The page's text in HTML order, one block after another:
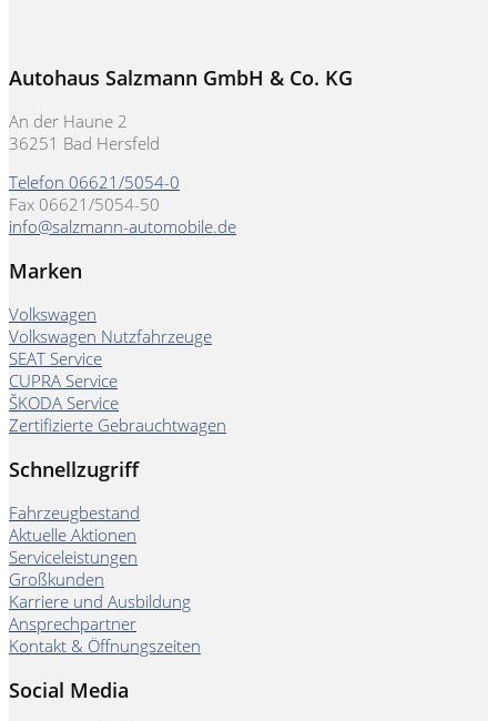
Autohaus Salzmann GmbH & Co. KG
An der Haune 2
36251 Bad Hersfeld
Telefon 06621/5054-0
Fax 06621/5054-50
info@salzmann-automobile.de
Marken
Volkswagen
Volkswagen Nutzfahrzeuge
SEAT Service
CUPRA Service
ŠKODA Service
Zertifizierte Gebrauchtwagen
Schnellzugriff
Fahrzeugbestand
Aktuelle Aktionen
Serviceleistungen
Großkunden
Karriere und Ausbildung
Ansprechpartner
Kontakt & Öffnungszeiten
Social Media